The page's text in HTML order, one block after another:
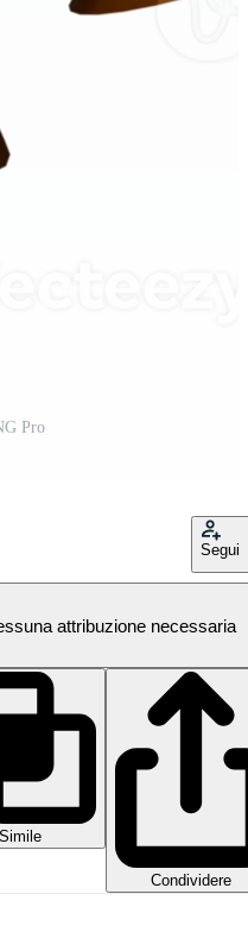
Pro
Segui
attribuzione necessaria
Simile
Condividere